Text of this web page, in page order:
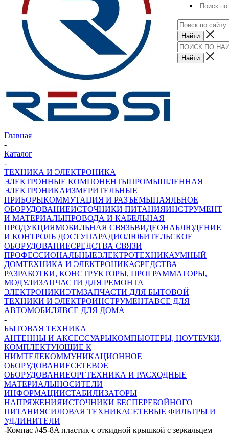
Главная
-
Каталог
-
ТЕХНИКА И ЭЛЕКТРОНИКА
ЭЛЕКТРОННЫЕ КОМПОНЕНТЫПРОМЫШЛЕННАЯ
ЭЛЕКТРОНИКАИЗМЕРИТЕЛЬНЫЕ
ПРИБОРЫКОММУТАЦИЯ И РАЗЪЕМЫПАЯЛЬНОЕ
ОБОРУДОВАНИЕИСТОЧНИКИ ПИТАНИЯИНСТРУМЕНТ
И МАТЕРИАЛЫПРОВОДА И КАБЕЛЬНАЯ
ПРОДУКЦИЯМОБИЛЬНАЯ СВЯЗЬВИДЕОНАБЛЮДЕНИЕ
И КОНТРОЛЬ ДОСТУПАРАДИОЛЮБИТЕЛЬСКОЕ
ОБОРУДОВАНИЕСРЕДСТВА СВЯЗИ
ПРОФЕССИОНАЛЬНЫЕЭЛЕКТРОТЕХНИКАУМНЫЙ
ДОМТЕХНИКА И ЭЛЕКТРОНИКАСРЕДСТВА
РАЗРАБОТКИ, КОНСТРУКТОРЫ, ПРОГРАММАТОРЫ,
МОДУЛИЗАПЧАСТИ ДЛЯ РЕМОНТА
ЭЛЕКТРОНИКИЭТМЗАПЧАСТИ ДЛЯ БЫТОВОЙ
ТЕХНИКИ И ЭЛЕКТРОИНСТРУМЕНТАВСЕ ДЛЯ
АВТОМОБИЛЯВСЕ ДЛЯ ДОМА
-
БЫТОВАЯ ТЕХНИКА
АНТЕННЫ И АКСЕССУАРЫКОМПЬЮТЕРЫ, НОУТБУКИ,
КОМПЛЕКТУЮЩИЕ К
НИМТЕЛЕКОММУНИКАЦИОННОЕ
ОБОРУДОВАНИЕСЕТЕВОЕ
ОБОРУДОВАНИЕОРГТЕХНИКА И РАСХОДНЫЕ
МАТЕРИАЛЫНОСИТЕЛИ
ИНФОРМАЦИИСТАБИЛИЗАТОРЫ
НАПРЯЖЕНИЯИСТОЧНИКИ БЕСПЕРЕБОЙНОГО
ПИТАНИЯСИЛОВАЯ ТЕХНИКАСЕТЕВЫЕ ФИЛЬТРЫ И
УДЛИНИТЕЛИ
-Компас #45-8A пластик с откидной крышкой с зеркальцем